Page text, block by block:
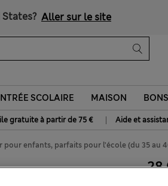
Aller sur le site
SCOLAIRE MAISON
gratuite à partir de 75 € | Aide et
pour enfants, parfaits pour l’école (du 35 au